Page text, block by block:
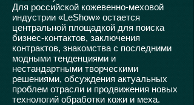
Для российской кожевенно-меховой
индустрии «LeShow» остается
центральной площадкой для поиска
бизнес-контактов, заключения
контрактов, знакомства с последними
модными тенденциями и
нестандартными творческими
решениями, обсуждения актуальных
проблем отрасли и продвижения новых
технологий обработки кожи и меха.